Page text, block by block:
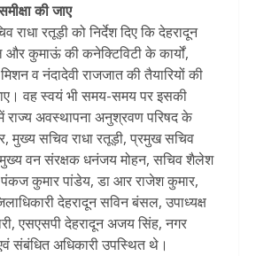
की जाए
राधा रतूड़ी को निर्देश दिए कि देहरादून
और कुमाऊं की कनेक्टिविटी के कार्यों,
व नंदादेवी राजजात की तैयारियों की
वह स्वयं भी समय-समय पर इसकी
राज्य अवस्थापना अनुश्रवण परिषद के
मुख्य सचिव राधा रतूड़ी, प्रमुख सचिव
वन संरक्षक धनंजय मोहन, सचिव शैलेश
पंकज कुमार पांडेय, डा आर राजेश कुमार,
देहरादून सविन बंसल, उपाध्यक्ष
एसएसपी देहरादून अजय सिंह, नगर
संबंधित अधिकारी उपस्थित थे।